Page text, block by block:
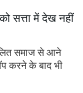
सत्ता में देख नहीं
समाज से आने
करने के बाद भी